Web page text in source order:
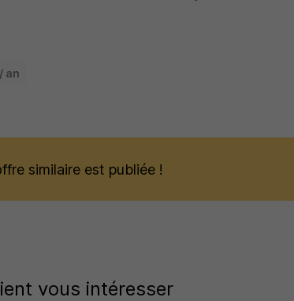
an
similaire est publiée !
vous intéresser